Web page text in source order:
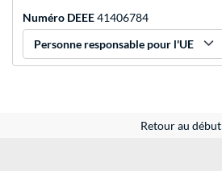
Numéro DEEE41406784
Personne responsable pour l'UE
Retour au début